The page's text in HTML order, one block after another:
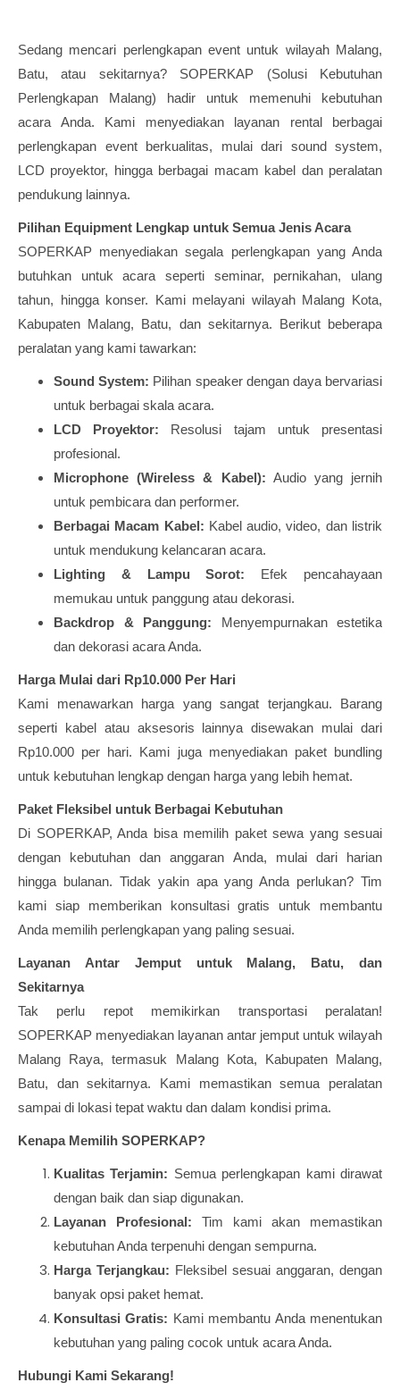
Sedang mencari perlengkapan event untuk wilayah Malang,
Batu, atau sekitarnya? SOPERKAP (Solusi Kebutuhan
Perlengkapan Malang) hadir untuk memenuhi kebutuhan
acara Anda. Kami menyediakan layanan rental berbagai
perlengkapan event berkualitas, mulai dari sound system,
LCD proyektor, hingga berbagai macam kabel dan peralatan
pendukung lainnya.
Pilihan Equipment Lengkap untuk Semua Jenis Acara
SOPERKAP menyediakan segala perlengkapan yang Anda
butuhkan untuk acara seperti seminar, pernikahan, ulang
tahun, hingga konser. Kami melayani wilayah Malang Kota,
Kabupaten Malang, Batu, dan sekitarnya. Berikut beberapa
peralatan yang kami tawarkan:
Sound System: Pilihan speaker dengan daya bervariasi
untuk berbagai skala acara.
LCD Proyektor: Resolusi tajam untuk presentasi
profesional.
Microphone (Wireless & Kabel): Audio yang jernih
untuk pembicara dan performer.
Berbagai Macam Kabel: Kabel audio, video, dan listrik
untuk mendukung kelancaran acara.
Lighting & Lampu Sorot: Efek pencahayaan
memukau untuk panggung atau dekorasi.
Backdrop & Panggung: Menyempurnakan estetika
dan dekorasi acara Anda.
Harga Mulai dari Rp10.000 Per Hari
Kami menawarkan harga yang sangat terjangkau. Barang
seperti kabel atau aksesoris lainnya disewakan mulai dari
Rp10.000 per hari. Kami juga menyediakan paket bundling
untuk kebutuhan lengkap dengan harga yang lebih hemat.
Paket Fleksibel untuk Berbagai Kebutuhan
Di SOPERKAP, Anda bisa memilih paket sewa yang sesuai
dengan kebutuhan dan anggaran Anda, mulai dari harian
hingga bulanan. Tidak yakin apa yang Anda perlukan? Tim
kami siap memberikan konsultasi gratis untuk membantu
Anda memilih perlengkapan yang paling sesuai.
Layanan Antar Jemput untuk Malang, Batu, dan
Sekitarnya
Tak perlu repot memikirkan transportasi peralatan!
SOPERKAP menyediakan layanan antar jemput untuk wilayah
Malang Raya, termasuk Malang Kota, Kabupaten Malang,
Batu, dan sekitarnya. Kami memastikan semua peralatan
sampai di lokasi tepat waktu dan dalam kondisi prima.
Kenapa Memilih SOPERKAP?
Kualitas Terjamin: Semua perlengkapan kami dirawat
dengan baik dan siap digunakan.
Layanan Profesional: Tim kami akan memastikan
kebutuhan Anda terpenuhi dengan sempurna.
Harga Terjangkau: Fleksibel sesuai anggaran, dengan
banyak opsi paket hemat.
Konsultasi Gratis: Kami membantu Anda menentukan
kebutuhan yang paling cocok untuk acara Anda.
Hubungi Kami Sekarang!